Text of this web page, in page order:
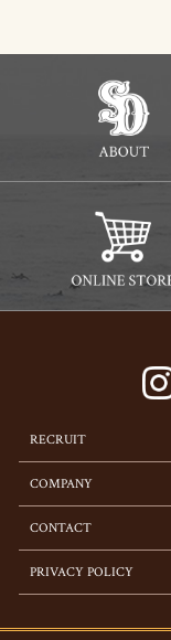
RECRUIT
COMPANY
CONTACT
PRIVACY POLICY